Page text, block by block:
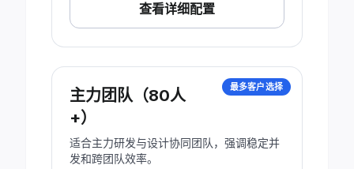
查看详细配置
最多客户选择
主力团队（80人
+）
适合主力研发与设计协同团队，强调稳定并
发和跨团队效率。